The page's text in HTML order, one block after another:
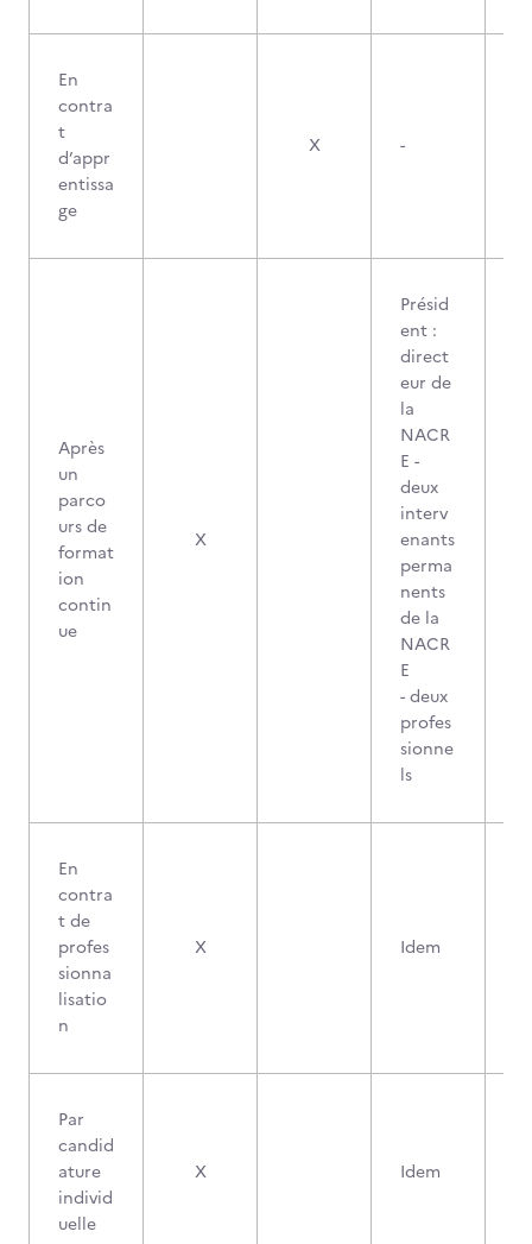
En
contra
t
d’appr
entissa
ge
X -
Après
un
parco
urs de
format
ion
contin
ue
X
Présid
ent :
direct
eur de
la
NACR
E -
deux
interv
enants
perma
nents
de la
NACR
E
- deux
profes
sionne
ls
En
contra
t de
profes
sionna
lisatio
n
X Idem
Par
candid
ature
individ
uelle
X Idem